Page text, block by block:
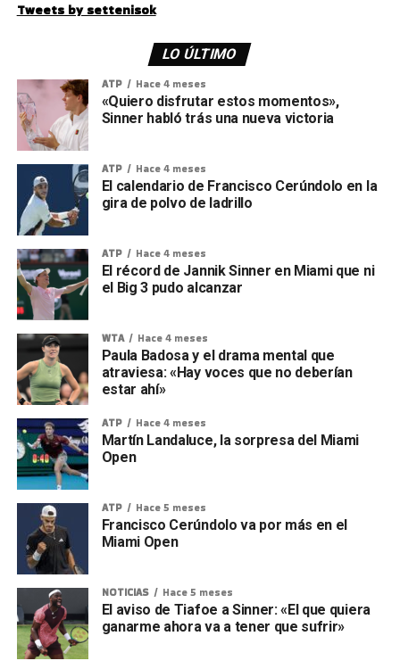
Tweets by settenisok
LO ÚLTIMO
ATP Hace 4 meses
«Quiero disfrutar estos momentos»,
Sinner habló trás una nueva victoria
ATP Hace 4 meses
El calendario de Francisco Cerúndolo en la
gira de polvo de ladrillo
ATP Hace 4 meses
El récord de Jannik Sinner en Miami que ni
el Big 3 pudo alcanzar
WTA Hace 4 meses
Paula Badosa y el drama mental que
atraviesa: «Hay voces que no deberían
estar ahí»
ATP Hace 4 meses
Martín Landaluce, la sorpresa del Miami
Open
ATP Hace 5 meses
Francisco Cerúndolo va por más en el
Miami Open
NOTICIAS Hace 5 meses
El aviso de Tiafoe a Sinner: «El que quiera
ganarme ahora va a tener que sufrir»